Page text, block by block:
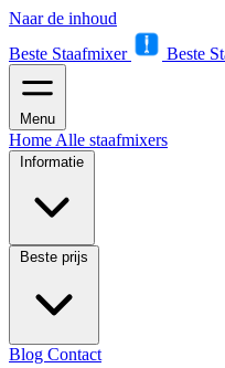
Naar de inhoud
Beste Staafmixer
Beste
Menu
Home Alle staafmixers
Informatie
Beste prijs
Blog Contact